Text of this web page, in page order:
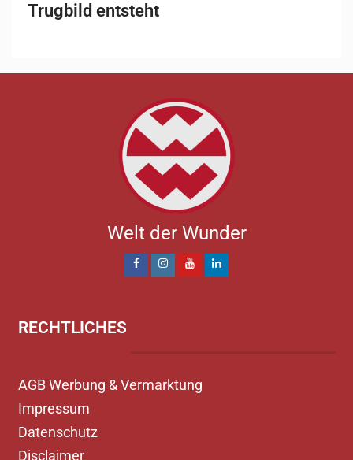
Trugbild entsteht
Welt der Wunder
RECHTLICHES
AGB Werbung & Vermarktung
Impressum
Datenschutz
Disclaimer